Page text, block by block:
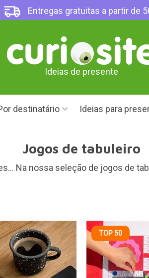
Entregas gratuitas a partir de
Ideias de presente
destinatário Ideias para
Jogos de tabuleiro
Na nossa seleção de jogos de
TOP 50